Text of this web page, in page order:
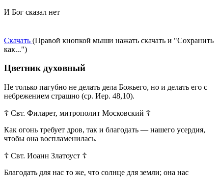
И Бог сказал нет
Скачать (Правой кнопкой мыши нажать скачать и "Сохранить
как...")
Цветник духовный
Не только пагубно не делать дела Божьего, но и делать его с
небрежением страшно (ср. Иер. 48,10).
☦ Свт. Филарет, митрополит Московский ☦
Как огонь требует дров, так и благодать — нашего усердия,
чтобы она воспламенилась.
☦ Свт. Иоанн Златоуст ☦
Благодать для нас то же, что солнце для земли; она нас